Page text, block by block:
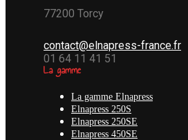
77200 Torcy
contact@elnapress-france.fr
01 64 11 41 51
La gamme
La gamme Elnapress
Elnapress 250S
Elnapress 250SE
Elnapress 450SE